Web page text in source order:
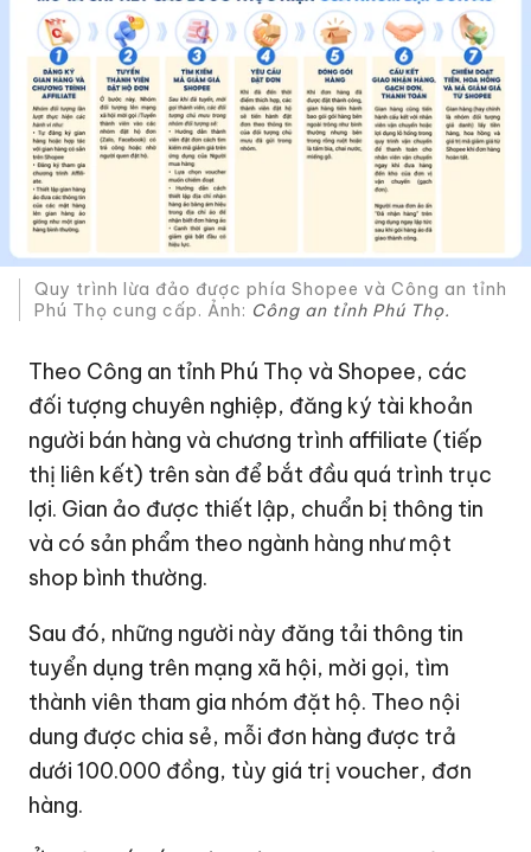
Quy trình lừa đảo được phía Shopee và Công an tỉnh
Phú Thọ cung cấp. Ảnh: Công an tỉnh Phú Thọ.
Theo Công an tỉnh Phú Thọ và Shopee, các
đối tượng chuyên nghiệp, đăng ký tài khoản
người bán hàng và chương trình affiliate (tiếp
thị liên kết) trên sàn để bắt đầu quá trình trục
lợi. Gian ảo được thiết lập, chuẩn bị thông tin
và có sản phẩm theo ngành hàng như một
shop bình thường.
Sau đó, những người này đăng tải thông tin
tuyển dụng trên mạng xã hội, mời gọi, tìm
thành viên tham gia nhóm đặt hộ. Theo nội
dung được chia sẻ, mỗi đơn hàng được trả
dưới 100.000 đồng, tùy giá trị voucher, đơn
hàng.